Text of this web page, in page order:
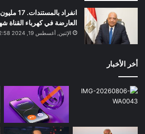
انفراد
العارضة في كهرباء القناة
الإثنين, أغسطس 19, 2024 12:58 م
أخر الأخبار